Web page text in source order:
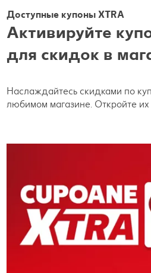
Доступные купоны XTRA
Активируйте
для скидок в
Наслаждайтесь скидками по
любимом магазине. Откройте их